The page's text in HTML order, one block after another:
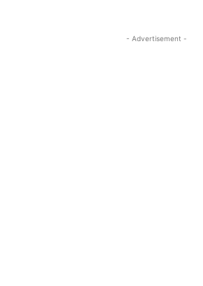
- Advertisement -